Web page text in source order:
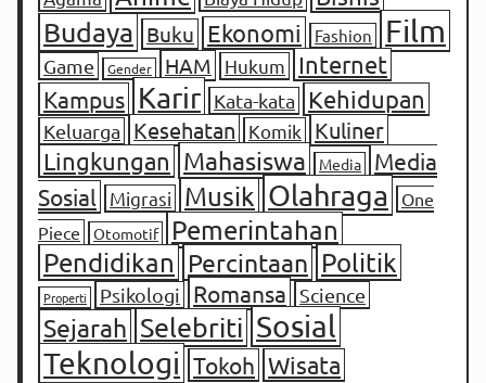
Budaya Buku Ekonomi Fashion Film
Game Gender HAM Hukum
Internet
Kampus Karir Kata-kata Kehidupan
Keluarga Kesehatan Komik Kuliner
Lingkungan Mahasiswa Media
Media
Sosial
Migrasi Musik Olahraga
One
Piece
Otomotif
Pemerintahan
Pendidikan Percintaan Politik
Properti Psikologi Romansa Science
Sejarah Selebriti Sosial
Teknologi Tokoh Wisata